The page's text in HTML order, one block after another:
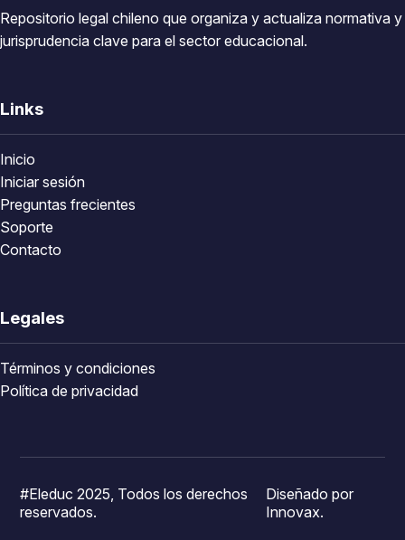
Repositorio legal chileno que organiza y actualiza normativa y
jurisprudencia clave para el sector educacional.
Links
Inicio
Iniciar sesión
Preguntas frecientes
Soporte
Contacto
Legales
Términos y condiciones
Política de privacidad
#Eleduc 2025, Todos los derechos
reservados.
Diseñado por
Innovax.